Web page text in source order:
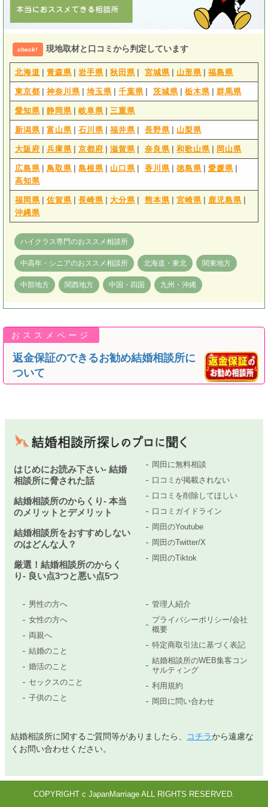
check! 現地取材と口コミから判定しています
北海道 | 青森県 | 岩手県 | 秋田県 | 宮城県 | 山形県 | 福島県
東京都 | 神奈川県 | 埼玉県 | 千葉県 | 茨城県 | 栃木県 | 群馬県
愛知県 | 静岡県 | 岐阜県 | 三重県
新潟県 | 富山県 | 石川県 | 福井県 | 長野県 | 山梨県
大阪府 | 兵庫県 | 京都府 | 滋賀県 | 奈良県 | 和歌山県 | 岡山県
広島県 | 鳥取県 | 島根県 | 山口県 | 香川県 | 徳島県 | 愛媛県 |
高知県
福岡県 | 佐賀県 | 長崎県 | 大分県 | 熊本県 | 宮崎県 | 鹿児島県 |
沖縄県
ハイクラス専門のおススメ相談所
中高年・シニアのおススメ相談所 北海道・東北 関東地方
中部地方 関西地方 中国・四国 九州・沖縄
返金保証のできるお勧め結婚相談所に
ついて
はじめにお読み下さい- 結婚
相談所に脅された話
結婚相談所のからくり- 本当
のメリットとデメリット
結婚相談所をおすすめしない
のはどんな人？
厳選！結婚相談所のからく
り- 良い点3つと悪い点5つ
岡田に無料相談
口コミが掲載されない
口コミを削除してほしい
口コミガイドライン
岡田のYoutube
岡田のTwitter/X
岡田のTiktok
男性の方へ
女性の方へ
両親へ
結婚のこと
婚活のこと
セックスのこと
子供のこと
管理人紹介
プライバシーポリシー/会社
概要
特定商取引法に基づく表記
結婚相談所のWEB集客コン
サルティング
利用規約
岡田に問い合わせ
結婚相談所に関するご質問等がありましたら、 コチラから遠慮な
くお問い合わせください。
COPYRIGHT c JapanMarriage ALL RIGHTS RESERVED.